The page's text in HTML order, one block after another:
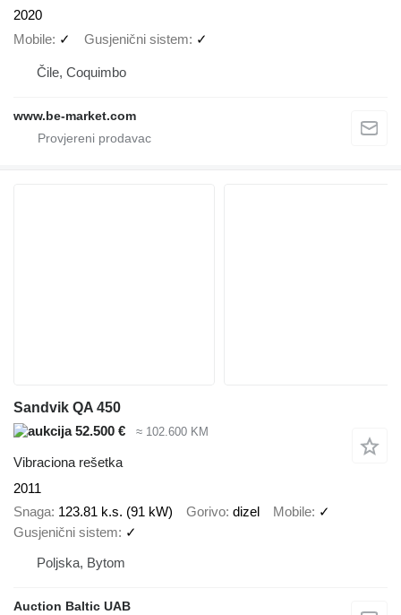
2020
Mobile ✓ Gusjenični sistem ✓
Čile, Coquimbo
www.be-market.com
Sandvik QA 450
52.500 €
≈ 102.600 KM
Vibraciona rešetka
2011
Snaga 123.81 k.s. (91 kW) Gorivo dizel Mobile ✓
Gusjenični sistem
✓
Poljska, Bytom
Auction Baltic UAB